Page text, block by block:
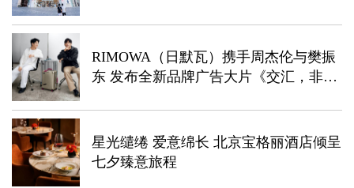
RIMOWA（日默瓦）携手周杰伦与樊振
东 发布全新品牌广告大片《交汇，非凡
星光缱绻 爱意绵长 北京宝格丽酒店倾呈
七夕臻意旅程